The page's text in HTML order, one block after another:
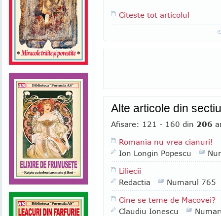
Citeste tot articolul
Alte articole din
Afisare: 121 - 160 din 206
Romania nu vrea cianuri!
Ion Longin Popescu
Liliecii
Redactia
Numarul 765
Cine se teme de Macovei?
Claudiu Ionescu